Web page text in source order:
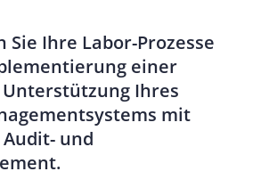
Ihre Labor-Prozesse
einer
Ihres
mit
und